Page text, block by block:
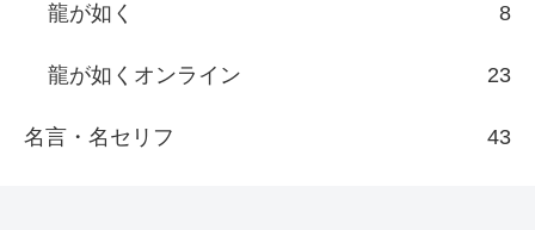
龍が如く 8
龍が如くオンライン 23
名言・名セリフ 43